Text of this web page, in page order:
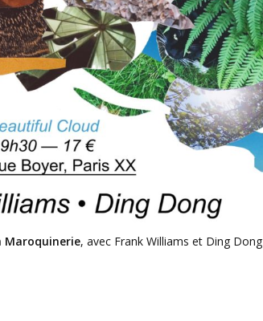
Maroquinerie, avec Frank Williams et Ding Dong